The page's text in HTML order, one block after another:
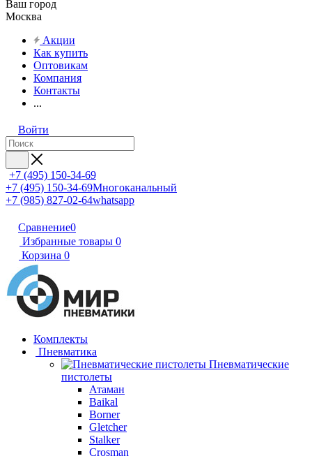
Ваш город
Москва
Акции
Как купить
Оптовикам
Компания
Контакты
...
Войти
+7 (495) 150-34-69
+7 (495) 150-34-69Многоканальный
+7 (985) 827-02-64whatsapp
Сравнение0
Избранные товары 0
Корзина 0
Комплекты
Пневматика
Пневматические
пистолеты
Атаман
Baikal
Borner
Gletcher
Stalker
Crosman